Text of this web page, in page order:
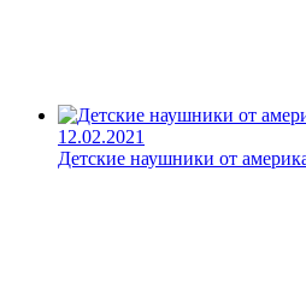
12.02.2021
Детские наушники от